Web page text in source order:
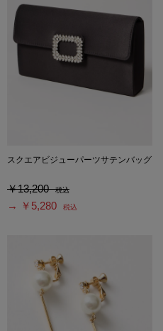
スクエアビジューパーツサテンバッグ
￥13,200 税込
→ ￥5,280 税込